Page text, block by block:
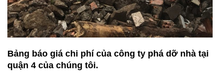
Bảng báo giá chi phí của công ty phá dỡ nhà tại
quận 4 của chúng tôi.